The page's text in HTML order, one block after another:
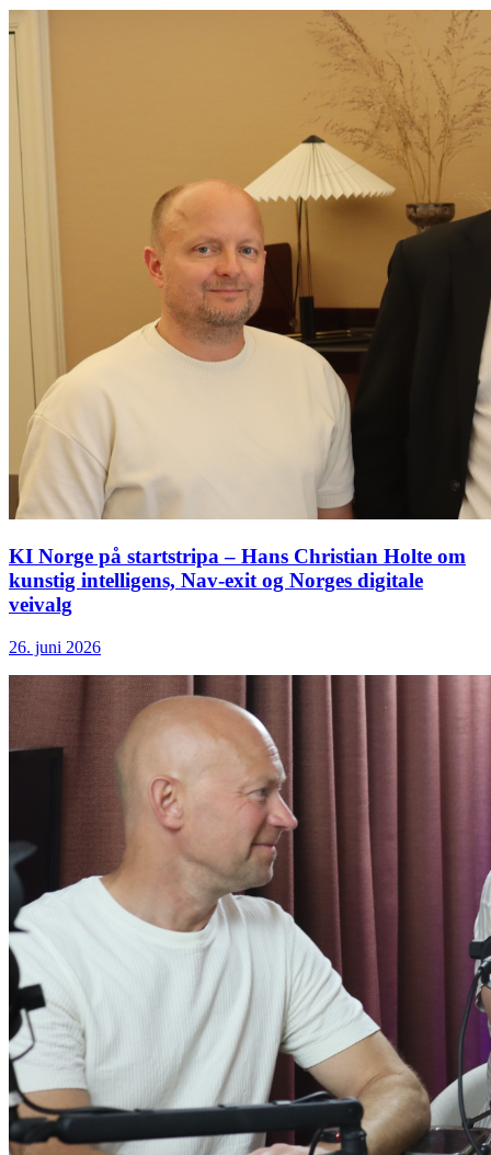
KI Norge på startstripa – Hans Christian Holte om
kunstig intelligens, Nav-exit og Norges digitale
veivalg
26. juni 2026